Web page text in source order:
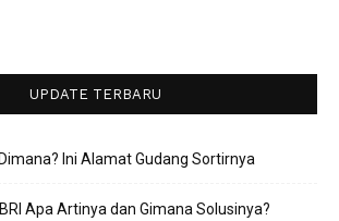
UPDATE TERBARU
Ini Alamat Gudang Sortirnya
Apa Artinya dan Gimana Solusinya?